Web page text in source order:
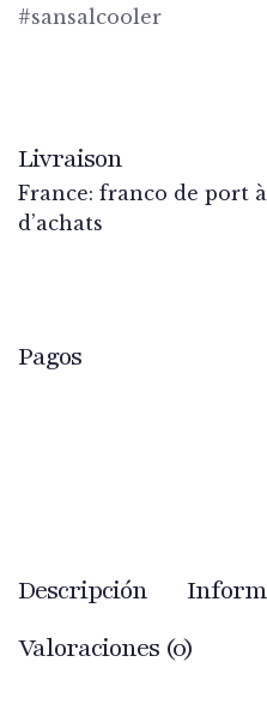
#sansalcooler
Livraison
France: franco de port
d’achats
Pagos
Descripción
Valoraciones (0)